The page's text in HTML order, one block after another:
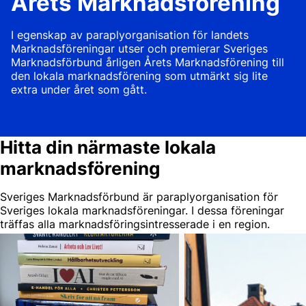
I egenskap av paraplyorganisation för landets
Marknadsföreningar utser och premierar Sveriges
Marknadsförbund årligen Årets Marknadsförening till
den lokala marknadsförening som utmärkt sig lite
extra under året som gått.
Hitta din närmaste lokala
marknadsförening
Sveriges Marknadsförbund är paraplyorganisation för
Sveriges lokala marknadsföreningar. I dessa föreningar
träffas alla marknadsföringsintresserade i en region.